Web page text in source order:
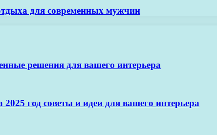
для современных мужчин
решения для вашего интерьера
год советы и идеи для вашего интерьера